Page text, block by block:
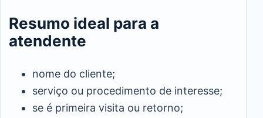
Resumo ideal para a
atendente
nome do cliente;
serviço ou procedimento de interesse;
se é primeira visita ou retorno;